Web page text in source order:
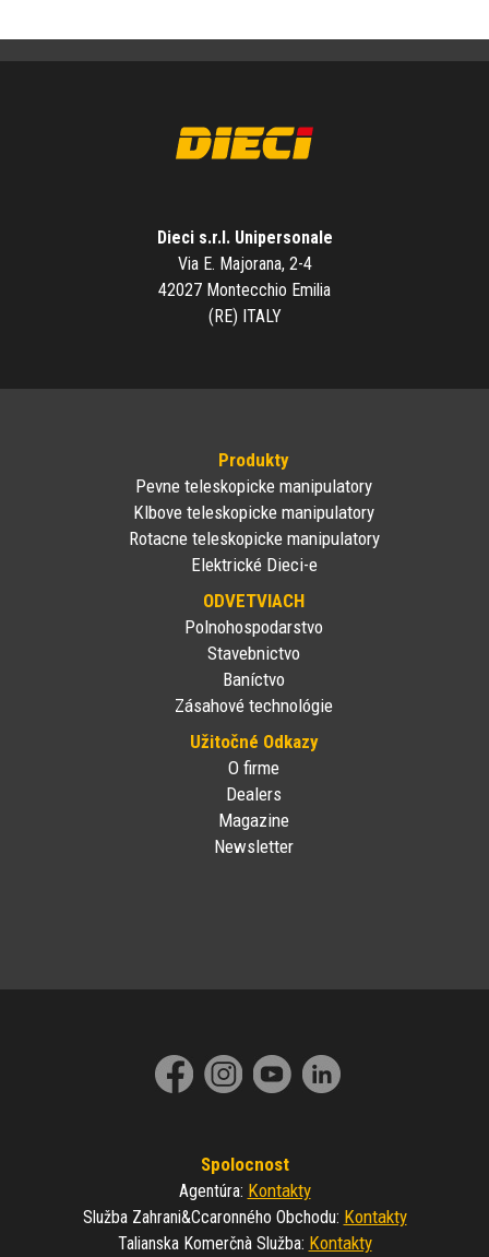
Dieci s.r.l. Unipersonale
Via E. Majorana, 2-4
42027 Montecchio Emilia
(RE) ITALY
Produkty
Pevne teleskopicke manipulatory
Klbove teleskopicke manipulatory
Rotacne teleskopicke manipulatory
Elektrické Dieci-e
ODVETVIACH
Polnohospodarstvo
Stavebnictvo
Baníctvo
Zásahové technológie
Užitočné Odkazy
O firme
Dealers
Magazine
Newsletter
Spolocnost
Agentúra: Kontakty
Služba Zahrani&ccaronného Obchodu: Kontakty
Talianska Komerčnà Služba: Kontakty